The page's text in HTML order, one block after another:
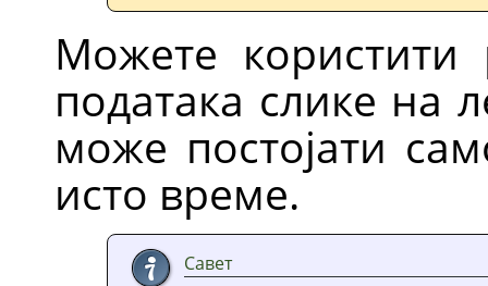
Можете
података слике на
може постојати
исто време.
Савет